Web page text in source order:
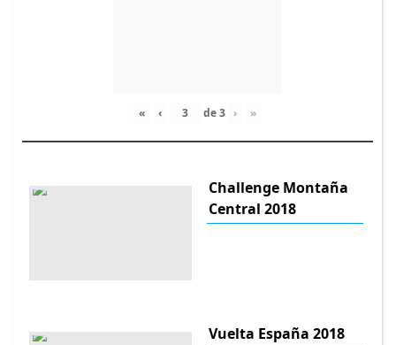
« ‹ de3 › »
Challenge Montaña
Central 2018
Vuelta España 2018